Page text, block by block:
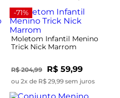
-71%
Moletom Infantil Menino
Trick Nick Marrom
R$ 204,99 R$ 59,99
ou 2x de R$ 29,99 sem juros